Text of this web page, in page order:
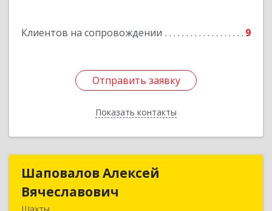
Клиентов на сопровождении 9
Отправить заявку
Показать контакты
Отправить заявку
Назад
Шаповалов Алексей
Вячеславович
Шаповалов Алексей